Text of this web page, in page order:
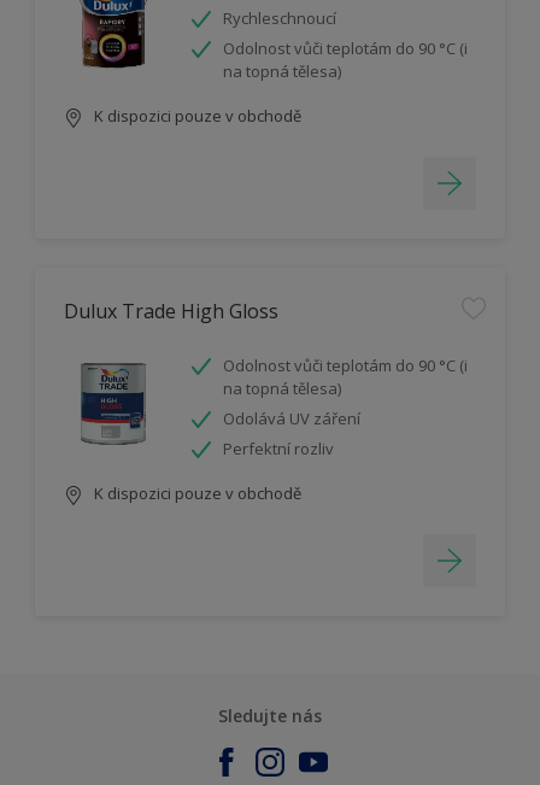
Rychleschnoucí
Odolnost vůči teplotám do 90 °C (i
na topná tělesa)
K dispozici pouze v obchodě
Dulux Trade High Gloss
Odolnost vůči teplotám do 90 °C (i
na topná tělesa)
Odolává UV záření
Perfektní rozliv
K dispozici pouze v obchodě
Sledujte nás